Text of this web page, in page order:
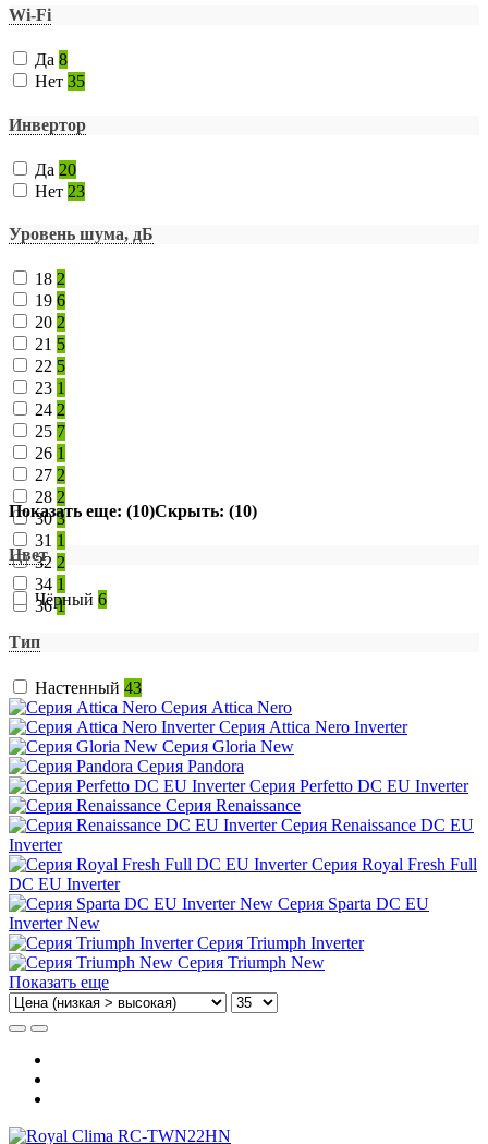
Wi-Fi
Да 8
Нет 35
Инвертор
Да 20
Нет 23
Уровень шума, дБ
18 2
19 6
20 2
21 5
22 5
23 1
24 2
25 7
26 1
27 2
28 2
303
31 1
32 2
34 1
361
Показать еще: (10)Скрыть: (10)
Цвет
Чёрный 6
Тип
Настенный 43
Серия Attica Nero
Серия Attica Nero Inverter
Серия Gloria New
Серия Pandora
Серия Perfetto DC EU Inverter
Серия Renaissance
Серия Renaissance DC EU
Inverter
Серия Royal Fresh Full
DC EU Inverter
Серия Sparta DC EU
Inverter New
Серия Triumph Inverter
Серия Triumph New
Показать еще